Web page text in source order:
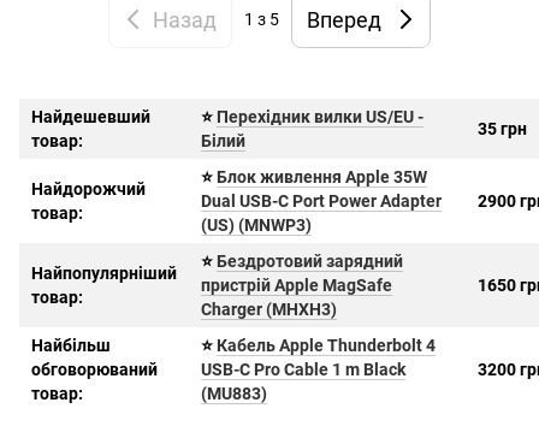
Назад 1 з 5 Вперед
Найдешевший
товар:
⭐ Перехідник вилки US/EU -
Білий
35 грн
Найдорожчий
товар:
⭐Блок живлення Apple 35W
Dual USB-C Port Power Adapter
(US) (MNWP3)
2900
Найпопулярніший
товар:
⭐Бездротовий зарядний
пристрій Apple MagSafe
Charger (MHXH3)
1650
Найбільш
обговорюваний
товар:
⭐ Кабель Apple Thunderbolt 4
USB-C Pro Cable 1 m Black
(MU883)
3200